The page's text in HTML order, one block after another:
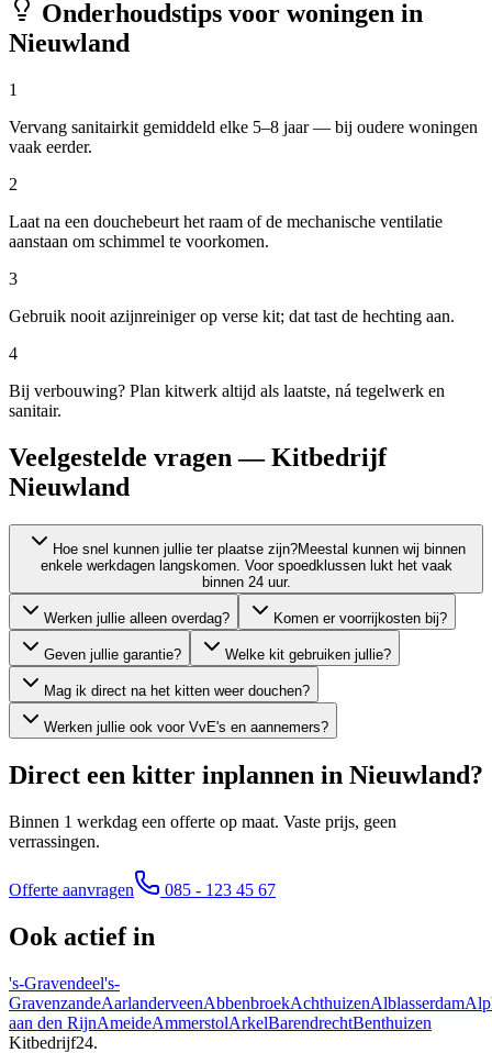
Onderhoudstips voor woningen in
Nieuwland
1
Vervang sanitairkit gemiddeld elke 5–8 jaar — bij oudere woningen
vaak eerder.
2
Laat na een douchebeurt het raam of de mechanische ventilatie
aanstaan om schimmel te voorkomen.
3
Gebruik nooit azijnreiniger op verse kit; dat tast de hechting aan.
4
Bij verbouwing? Plan kitwerk altijd als laatste, ná tegelwerk en
sanitair.
Veelgestelde vragen — Kitbedrijf
Nieuwland
Hoe snel kunnen jullie ter plaatse zijn?Meestal kunnen wij binnen
enkele werkdagen langskomen. Voor spoedklussen lukt het vaak
binnen 24 uur.
Werken jullie alleen overdag? Komen er voorrijkosten bij?
Geven jullie garantie? Welke kit gebruiken jullie?
Mag ik direct na het kitten weer douchen?
Werken jullie ook voor VvE's en aannemers?
Direct een kitter inplannen in Nieuwland?
Binnen 1 werkdag een offerte op maat. Vaste prijs, geen
verrassingen.
Offerte aanvragen 085 - 123 45 67
Ook actief in
's-Gravendeel's-
GravenzandeAarlanderveenAbbenbroekAchthuizenAlblasserdam
aan den RijnAmeideAmmerstolArkelBarendrechtBenthuizen
Kitbedrijf24.